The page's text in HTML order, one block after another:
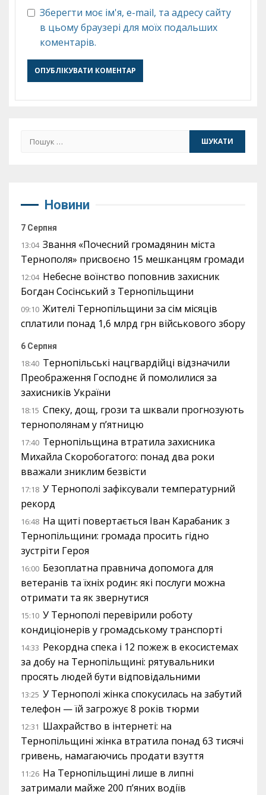
Зберегти моє ім'я, e-mail, та адресу сайту
в цьому браузері для моїх подальших
коментарів.
Пошук:
Новини
7 Серпня
13:04 Звання «Почесний громадянин міста
Тернополя» присвоєно 15 мешканцям громади
12:04 Небесне воїнство поповнив захисник
Богдан Сосінський з Тернопільщини
09:10 Жителі Тернопільщини за сім місяців
сплатили понад 1,6 млрд грн військового збору
6 Серпня
18:40 Тернопільські нацгвардійці відзначили
Преображення Господнє й помолилися за
захисників України
18:15 Спеку, дощ, грози та шквали прогнозують
тернополянам у п’ятницю
17:40 Тернопільщина втратила захисника
Михайла Скоробогатого: понад два роки
вважали зниклим безвісти
17:18 У Тернополі зафіксували температурний
рекорд
16:48 На щиті повертається Іван Карабаник з
Тернопільщини: громада просить гідно
зустріти Героя
16:00 Безоплатна правнича допомога для
ветеранів та їхніх родин: які послуги можна
отримати та як звернутися
15:10 У Тернополі перевірили роботу
кондиціонерів у громадському транспорті
14:33 Рекордна спека і 12 пожеж в екосистемах
за добу на Тернопільщині: рятувальники
просять людей бути відповідальними
13:25 У Тернополі жінка спокусилась на забутий
телефон — їй загрожує 8 років тюрми
12:31 Шахрайство в інтернеті: на
Тернопільщині жінка втратила понад 63 тисячі
гривень, намагаючись продати взуття
11:26 На Тернопільщині лише в липні
затримали майже 200 п’яних водіїв